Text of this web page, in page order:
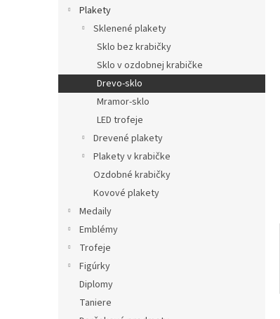
Plakety
Sklenené plakety
Sklo bez krabičky
Sklo v ozdobnej krabičke
Drevo-sklo
Mramor-sklo
LED trofeje
Drevené plakety
Plakety v krabičke
Ozdobné krabičky
Kovové plakety
Medaily
Emblémy
Trofeje
Figúrky
Diplomy
Taniere